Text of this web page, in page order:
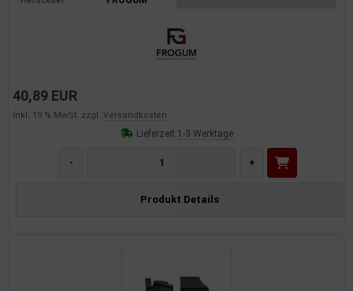
40,89 EUR
inkl. 19 % MwSt. zzgl. Versandkosten
Lieferzeit:1-3 Werktage
- +
Produkt Details